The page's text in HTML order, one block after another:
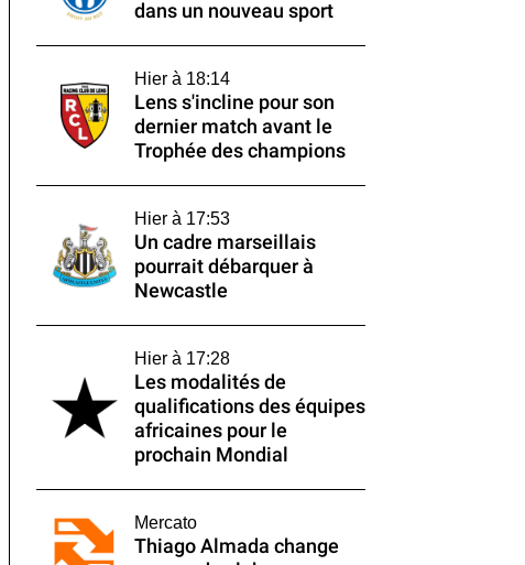
dans un nouveau sport
Hier à 18:14
Lens s'incline pour son
dernier match avant le
Trophée des champions
Hier à 17:53
Un cadre marseillais
pourrait débarquer à
Newcastle
Hier à 17:28
Les modalités de
qualifications des équipes
africaines pour le
prochain Mondial
Mercato
Thiago Almada change